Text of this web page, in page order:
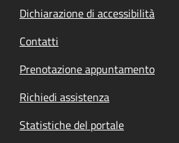
Dichiarazione di accessibilità
Contatti
Prenotazione appuntamento
Richiedi assistenza
Statistiche del portale